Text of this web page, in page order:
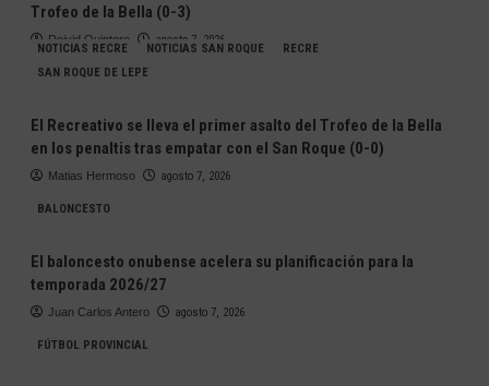
Trofeo de la Bella (0-3)
Deivid Quintero agosto 7, 2026
NOTICIAS RECRE NOTICIAS SAN ROQUE
RECRE
SAN ROQUE DE LEPE
El Recreativo se lleva el primer asalto del Trofeo de la Bella
en los penaltis tras empatar con el San Roque (0-0)
Matias Hermoso agosto 7, 2026
BALONCESTO
El baloncesto onubense acelera su planificación para la
temporada 2026/27
Juan Carlos Antero agosto 7, 2026
FÚTBOL PROVINCIAL